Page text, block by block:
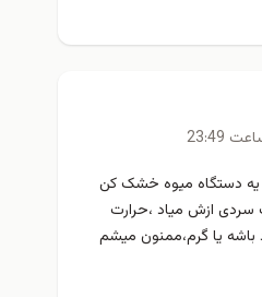
دستگاه میوه خشک کن
سردی ازش میاد ،حرارت
یا گرم،ممنون میشم